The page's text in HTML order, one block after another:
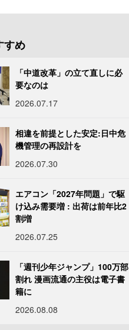
すめ
「中道改革」の立て直しに必
要なのは
2026.07.17
相違を前提とした安定:日中危
機管理の再設計を
2026.07.30
エアコン「2027年問題」で駆
け込み需要増 : 出荷は前年比2
割増
2026.07.25
「週刊少年ジャンプ」100万部
割れ 漫画流通の主役は電子書
籍に
2026.08.08